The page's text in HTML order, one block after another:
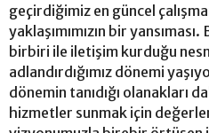
geçirdiğimiz en güncel
yaklaşımımızın bir
birbiri ile iletişim kurduğu
adlandırdığımız dönemi
dönemin tanıdığı olanakları
hizmetler sunmak için